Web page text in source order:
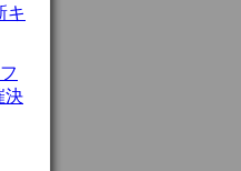
キ
決